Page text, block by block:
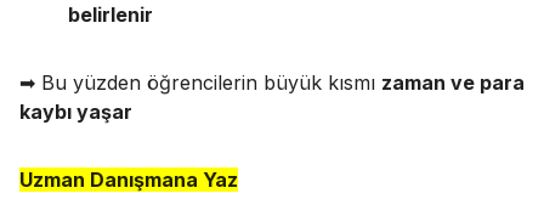
belirlenir
➡ Bu yüzden öğrencilerin büyük kısmı zaman ve para
kaybı yaşar
Uzman Danışmana Yaz